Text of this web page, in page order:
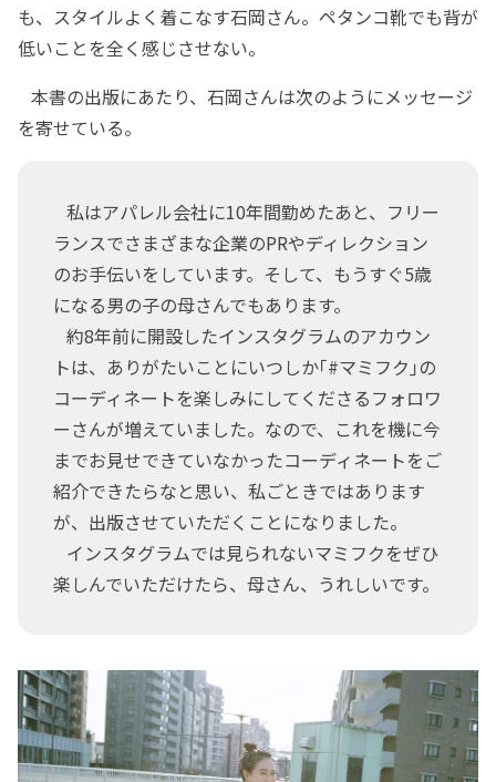
も、スタイルよく着こなす石岡さん。ペタンコ靴でも背が
低いことを全く感じさせない。
本書の出版にあたり、石岡さんは次のようにメッセージ
を寄せている。
私はアパレル会社に10年間勤めたあと、フリー
ランスでさまざまな企業のPRやディレクション
のお手伝いをしています。そして、もうすぐ5歳
になる男の子の母さんでもあります。
約8年前に開設したインスタグラムのアカウン
トは、ありがたいことにいつしか｢#マミフク｣の
コーディネートを楽しみにしてくださるフォロワ
ーさんが増えていました。なので、これを機に今
までお見せできていなかったコーディネートをご
紹介できたらなと思い、私ごときではあります
が、出版させていただくことになりました。
インスタグラムでは見られないマミフクをぜひ
楽しんでいただけたら、母さん、うれしいです。